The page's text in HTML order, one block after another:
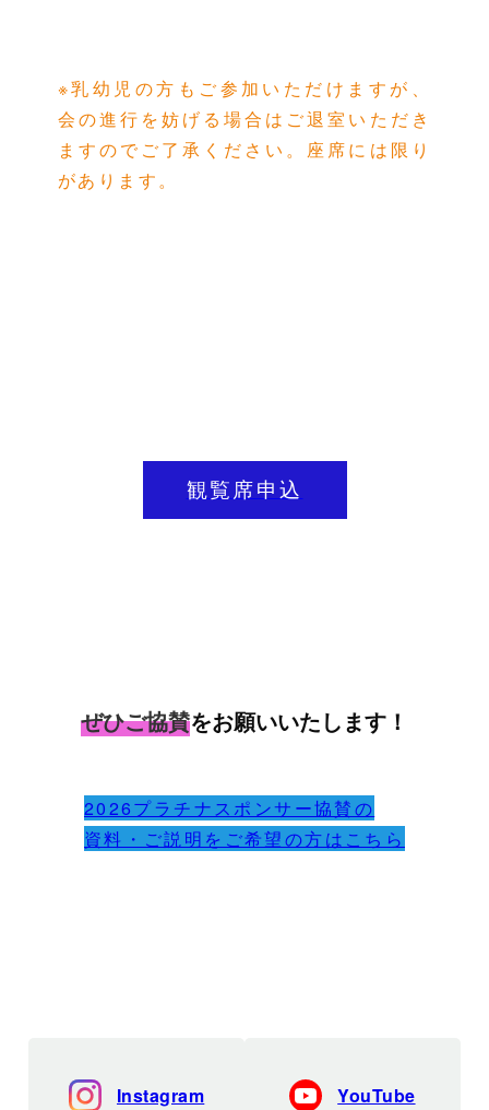
※乳幼児の方もご参加いただけますが、
会の進行を妨げる場合はご退室いただき
ますのでご了承ください。座席には限り
があります。
観覧席申込
ぜひご協賛をお願いいたします！
2026プラチナスポンサー協賛の
資料・ご説明をご希望の方はこちら
Instagram YouTube